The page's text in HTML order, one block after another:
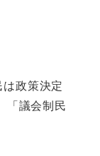
政策決定
「議会制民